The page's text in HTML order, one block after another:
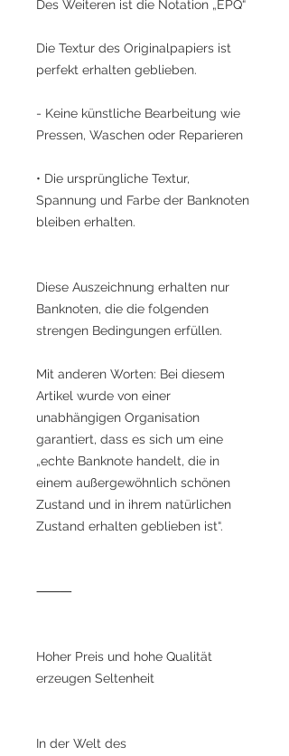
Des Weiteren ist die Notation „EPQ“
Die Textur des Originalpapiers ist
perfekt erhalten geblieben.
- Keine künstliche Bearbeitung wie
Pressen, Waschen oder Reparieren
• Die ursprüngliche Textur,
Spannung und Farbe der Banknoten
bleiben erhalten.
Diese Auszeichnung erhalten nur
Banknoten, die die folgenden
strengen Bedingungen erfüllen.
Mit anderen Worten: Bei diesem
Artikel wurde von einer
unabhängigen Organisation
garantiert, dass es sich um eine
„echte Banknote handelt, die in
einem außergewöhnlich schönen
Zustand und in ihrem natürlichen
Zustand erhalten geblieben ist“.
⸻
Hoher Preis und hohe Qualität
erzeugen Seltenheit
In der Welt des